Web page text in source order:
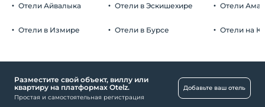
Витаминный бар
Бассейн
Открытый бассейн
Отели Айвалыка
Отели в Измире
Отели в Эскишехире
Отели в Бурсе
Отели
Отели на
Разместите свой объект, виллу или
квартиру на платформах Otelz.
Простая и самостоятельная регистрация
Добавьте ваш отель